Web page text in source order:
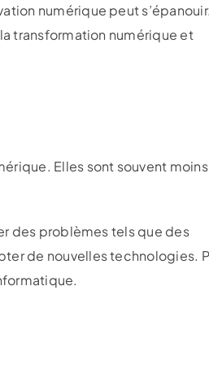
numérique peut s’épanouir.
transformation numérique et
Elles sont souvent moins
des problèmes tels que des
de nouvelles technologies.